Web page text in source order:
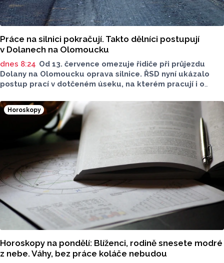
Práce na silnici pokračují. Takto dělníci postupují
v Dolanech na Olomoucku
dnes 8:24 Od 13. července omezuje řidiče při průjezdu
Dolany na Olomoucku oprava silnice. ŘSD nyní ukázalo
postup prací v dotčeném úseku, na kterém pracují i o
Horoskopy
Horoskopy na pondělí: Blíženci, rodině snesete modré
z nebe. Váhy, bez práce koláče nebudou